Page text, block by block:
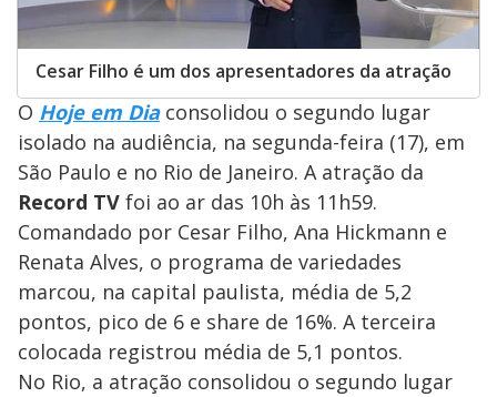
Cesar Filho é um dos apresentadores da atração
O Hoje em Diaconsolidou o segundo lugar
isolado na audiência, na segunda-feira (17), em
São Paulo e no Rio de Janeiro. A atração da
Record TV foi ao ar das 10h às 11h59.
Comandado por Cesar Filho, Ana Hickmann e
Renata Alves, o programa de variedades
marcou, na capital paulista, média de 5,2
pontos, pico de 6 e share de 16%. A terceira
colocada registrou média de 5,1 pontos.
No Rio, a atração consolidou o segundo lugar